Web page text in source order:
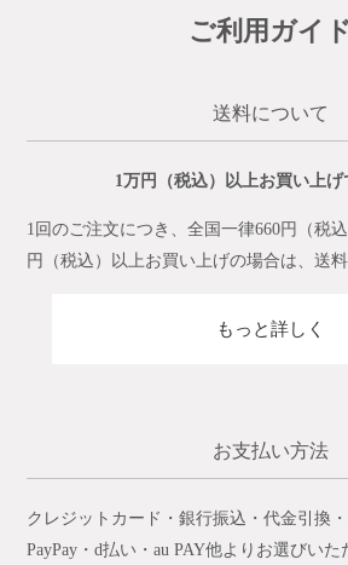
ご利用ガイド
送料について
1万円（税込）以上お買い上げ
1回のご注文につき、全国一律660円（税
円（税込）以上お買い上げの場合は、送
もっと詳しく
お支払い方法
クレジットカード・銀行振込・代金引換・
PayPay・d払い・au PAY他よりお選びいた